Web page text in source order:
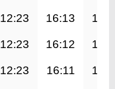
12:23 16:13
12:23 16:12
12:23 16:11